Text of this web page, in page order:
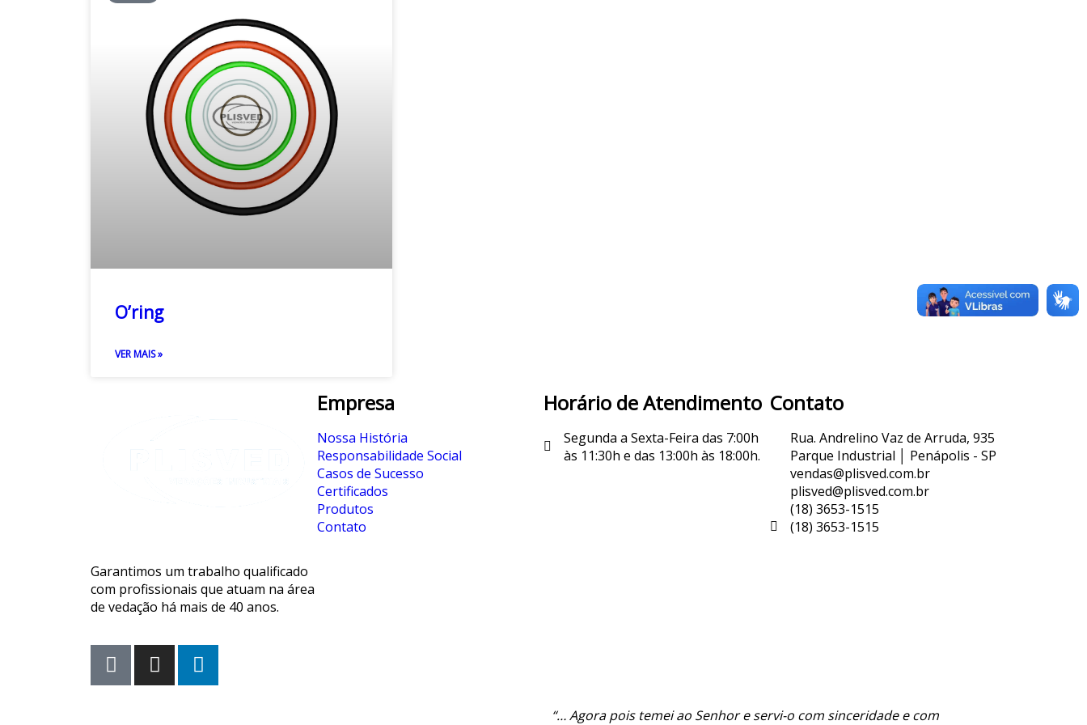
O’ring
VER MAIS »
Garantimos um trabalho qualificado
com profissionais que atuam na área
de vedação há mais de 40 anos.
Empresa
Nossa História
Responsabilidade Social
Casos de Sucesso
Certificados
Produtos
Contato
Horário de Atendimento
Segunda a Sexta-Feira das 7:00h
às 11:30h e das 13:00h às 18:00h.
Contato
Rua. Andrelino Vaz de Arruda, 935
Parque Industrial │ Penápolis - SP
vendas@plisved.com.br
plisved@plisved.com.br
(18) 3653-1515
(18) 3653-1515
“… Agora pois temei ao Senhor e servi-o com sinceridade e com